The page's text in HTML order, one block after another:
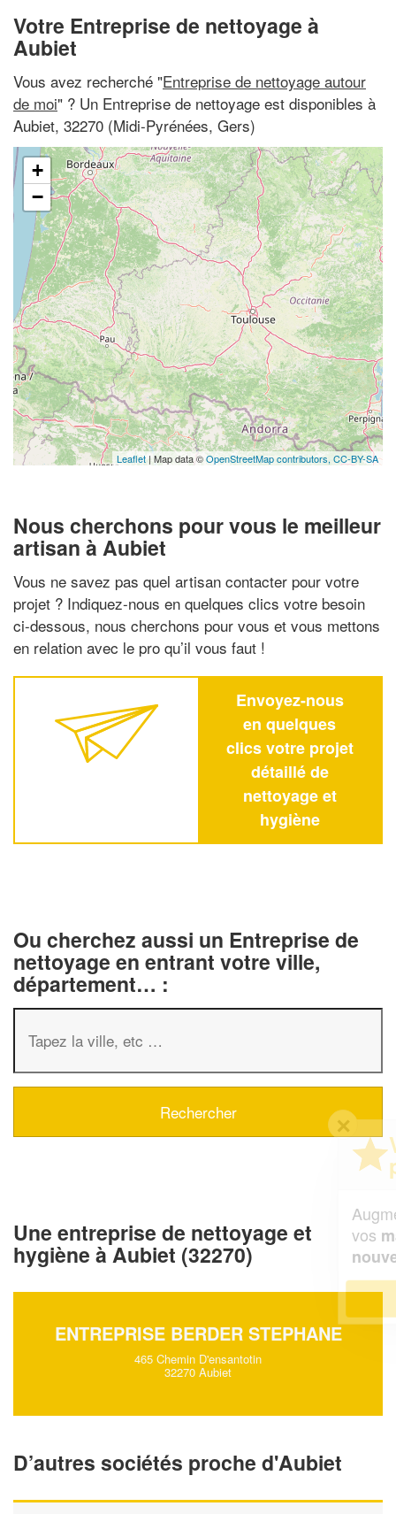
Votre Entreprise de nettoyage à
Aubiet
Vous avez recherché "Entreprise de nettoyage autour
de moi" ? Un Entreprise de nettoyage est disponibles à
Aubiet, 32270 (Midi-Pyrénées, Gers)
+
−
Leaflet | Map data ©OpenStreetMap contributors, CC-BY-SA
Nous cherchons pour vous le meilleur
artisan à Aubiet
Vous ne savez pas quel artisan contacter pour votre
projet ? Indiquez-nous en quelques clics votre besoin
ci-dessous, nous cherchons pour vous et vous mettons
en relation avec le pro qu’il vous faut !
Envoyez-nous
en quelques
clics votre projet
détaillé de
nettoyage et
hygiène
Ou cherchez aussi un Entreprise de
nettoyage en entrant votre ville,
département… :
Une entreprise de nettoyage et
hygiène à Aubiet (32270)
ENTREPRISE BERDER STEPHANE
465 Chemin D'ensantotin
32270 Aubiet
D’autres sociétés proche d'Aubiet
Vous êtes un
chiffre d'affaireset
vosmargestout en gagnant de
nouveaux clients!
En savoir plus